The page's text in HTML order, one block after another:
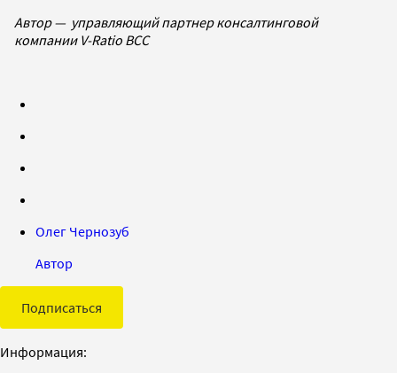
Автор — управляющий партнер консалтинговой
компании V-Ratio BCC
Олег Чернозуб
Автор
Подписаться
Информация: